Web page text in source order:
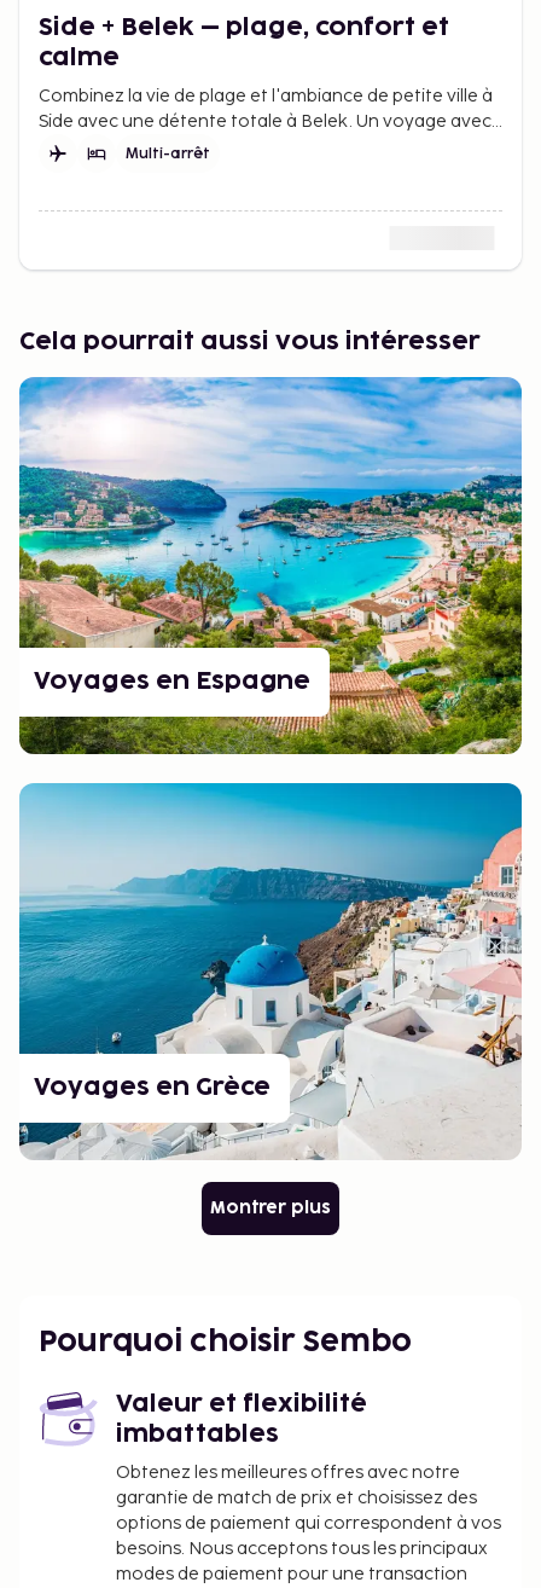
Side + Belek – plage, confort et
calme
Combinez la vie de plage et l'ambiance de petite ville à
Side avec une détente totale à Belek. Un voyage avec
confort, rythme tranquille et plus de vacances.
Multi-arrêt
Cela pourrait aussi vous intéresser
Voyages en Espagne
Voyages en Grèce
Montrer plus
Pourquoi choisir Sembo
Valeur et flexibilité
imbattables
Obtenez les meilleures offres avec notre
garantie de match de prix et choisissez des
options de paiement qui correspondent à vos
besoins. Nous acceptons tous les principaux
modes de paiement pour une transaction